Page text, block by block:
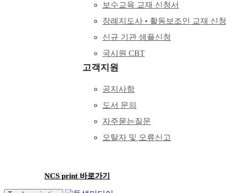
보수교육 교재 신청서
장례지도사 • 활동보조인 교재 신
신규 기관 샘플신청
국시원 CBT
고객지원
공지사항
도서 문의
자주묻는질문
오탈자 및 오류신고
NCS print 바로가기